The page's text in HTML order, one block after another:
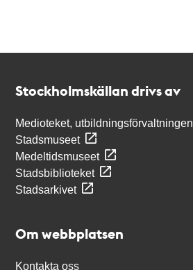
Stockholmskällan drivs av
Medioteket, utbildningsförvaltningen
Stadsmuseet
Medeltidsmuseet
Stadsbiblioteket
Stadsarkivet
Om webbplatsen
Kontakta oss